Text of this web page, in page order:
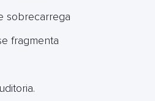
sobrecarrega
fragmenta